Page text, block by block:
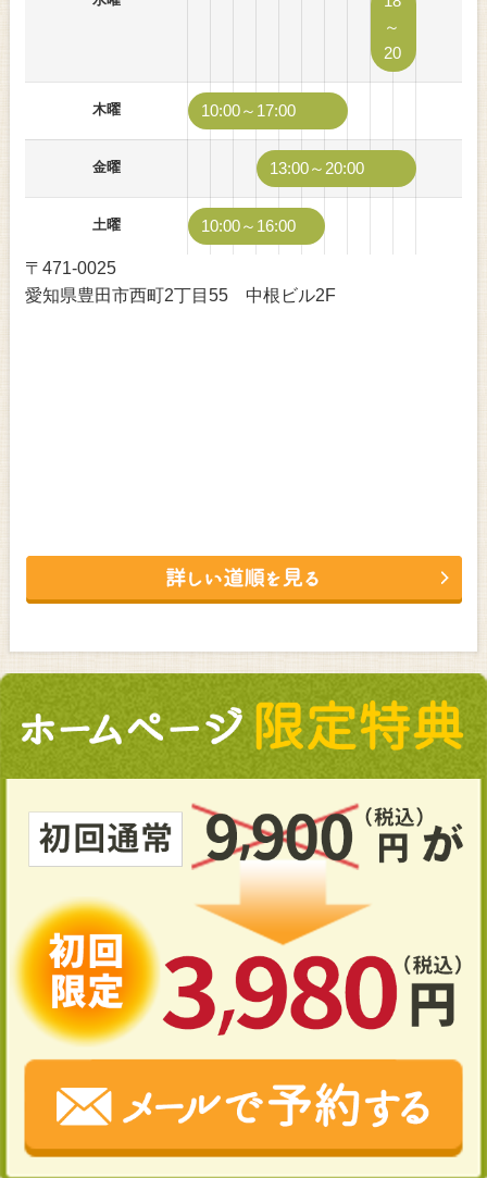
～
20
木曜 10:00～17:00
金曜 13:00～20:00
土曜 10:00～16:00
〒471-0025
愛知県豊田市西町2丁目55 中根ビル2F